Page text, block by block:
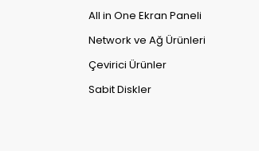
All in One Ekran Paneli
Network ve Ağ Ürünleri
Çevirici Ürünler
Sabit Diskler